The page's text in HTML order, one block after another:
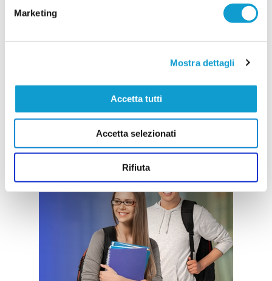
Marketing
Mostra dettagli
Accetta tutti
Accetta selezionati
Rifiuta